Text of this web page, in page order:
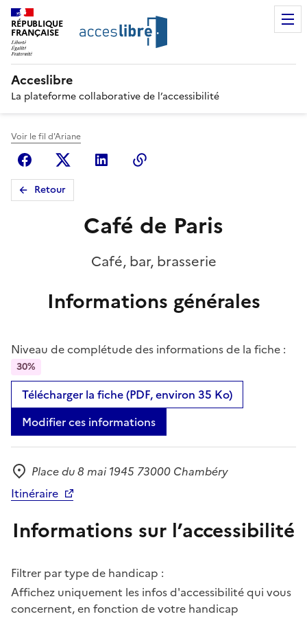
RÉPUBLIQUE
FRANÇAISE
Acceslibre
La plateforme collaborative de l’accessibilité
Voir le fil d'Ariane
FacebookX (anciennement Twitter)
Linkedin
Retour
Café de Paris
Café, bar, brasserie
Informations générales
Niveau de complétude des informations de la fiche :
30%
Télécharger la fiche (PDF, environ 35 Ko)
Modifier ces informations
Adresse
Place du 8 mai 1945 73000 Chambéry
Itinéraire
Informations sur l’accessibilité
Filtrer par type de handicap :
Affichez uniquement les infos d'accessibilité qui vous
concernent, en fonction de votre handicap